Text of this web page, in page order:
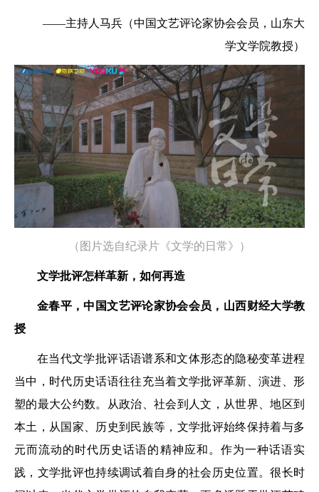
——主持人马兵（中国文艺评论家协会会员，山东大
学文学院教授）
（图片选自纪录片《文学的日常》）
文学批评怎样革新，如何再造
金春平，中国文艺评论家协会会员，山西财经大学教
授
在当代文学批评话语谱系和文体形态的隐秘变革进程
当中，时代历史话语往往充当着文学批评革新、演进、形
塑的最大公约数。从政治、社会到人文，从世界、地区到
本土，从国家、历史到民族等，文学批评始终保持着与多
元而流动的时代历史话语的精神应和。作为一种话语实
践，文学批评也持续调试着自身的社会历史位置。很长时